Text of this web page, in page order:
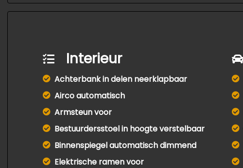
Interieur
Achterbank in delen neerklapbaar
Airco automatisch
Armsteun voor
Bestuurdersstoel in hoogte verstelbaar
Binnenspiegel automatisch dimmend
Elektrische ramen voor